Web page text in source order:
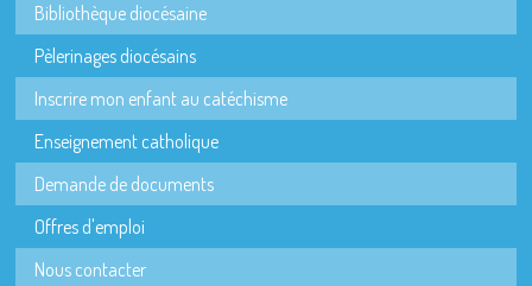
Bibliothèque diocésaine
Pèlerinages diocésains
Inscrire mon enfant au catéchisme
Enseignement catholique
Demande de documents
Offres d'emploi
Nous contacter